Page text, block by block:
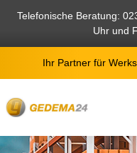
springen
Telefonische Beratung:
Uhr und
Ihr Partner für